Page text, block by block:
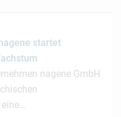
startet
nagene GmbH